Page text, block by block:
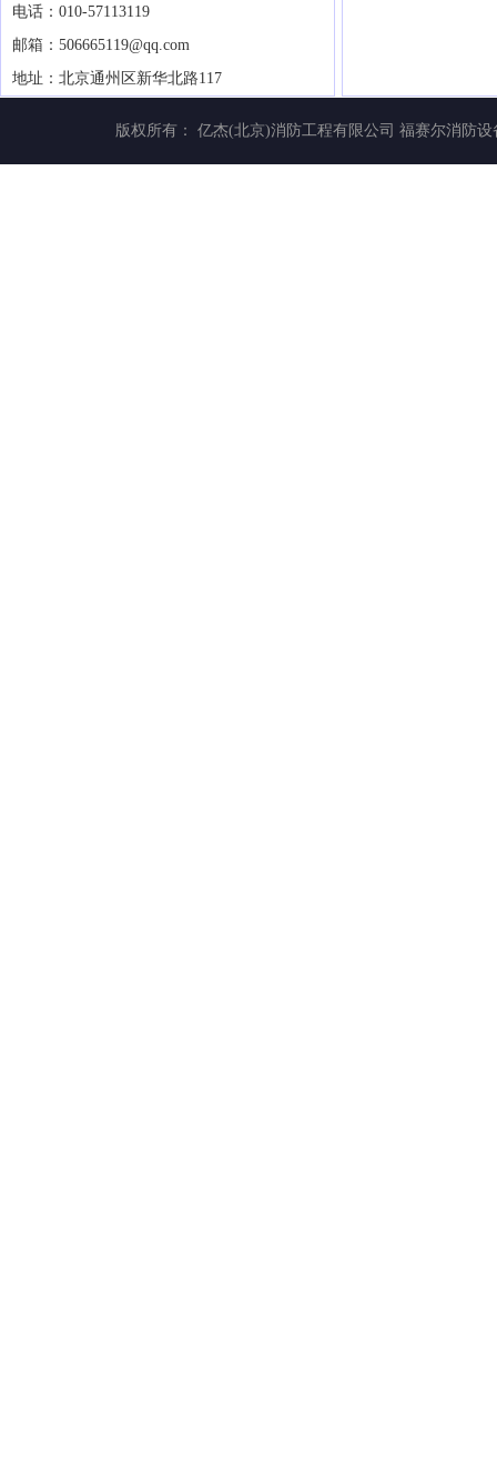
电话：010-57113119
邮箱：506665119@qq.com
地址：北京通州区新华北路117
版权所有： 亿杰(北京)消防工程有限公司 福赛尔消防设